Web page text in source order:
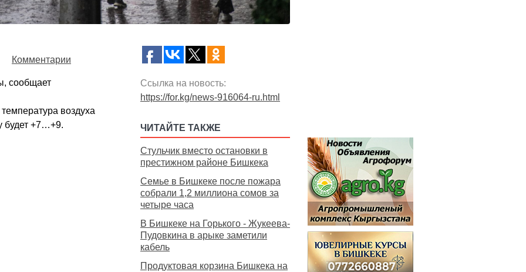
Комментарии
сообщает
воздуха
будет +7…+9.
Ссылка на новость:
https://for.kg/news-916064-ru.html
ЧИТАЙТЕ ТАКЖЕ
Стульчик вместо остановки в
престижном районе Бишкека
Семье в Бишкеке после пожара
собрали 1,2 миллиона сомов за
четыре часа
В Бишкеке на Горького - Жукеева-
Пудовкина в арыке заметили
кабель
Продуктовая корзина Бишкека на